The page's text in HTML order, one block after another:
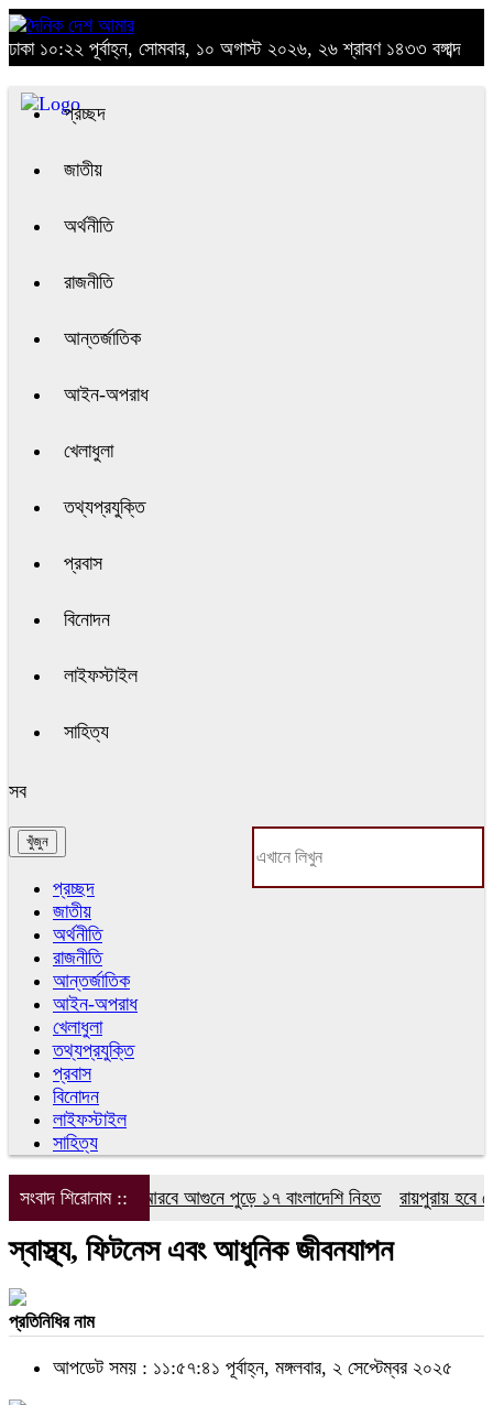
ঢাকা ১০:২২ পূর্বাহ্ন, সোমবার, ১০ অগাস্ট ২০২৬, ২৬ শ্রাবণ ১৪৩৩ বঙ্গাব্দ
প্রচ্ছদ
জাতীয়
অর্থনীতি
রাজনীতি
আন্তর্জাতিক
আইন-অপরাধ
খেলাধুলা
তথ্যপ্রযুক্তি
প্রবাস
বিনোদন
লাইফস্টাইল
সাহিত্য
সব
প্রচ্ছদ
জাতীয়
অর্থনীতি
রাজনীতি
আন্তর্জাতিক
আইন-অপরাধ
খেলাধুলা
তথ্যপ্রযুক্তি
প্রবাস
বিনোদন
লাইফস্টাইল
সাহিত্য
সংবাদ শিরোনাম ::সৌদি আরবে আগুনে পুড়ে ১৭ বাংলাদেশি নিহত রায়পুরায় হবে
স্বাস্থ্য, ফিটনেস এবং আধুনিক জীবনযাপন
প্রতিনিধির নাম
আপডেট সময় : ১১:৫৭:৪১ পূর্বাহ্ন, মঙ্গলবার, ২ সেপ্টেম্বর ২০২৫